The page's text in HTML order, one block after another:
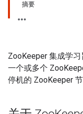
摘要
ZooKeeper 集成学
一个或多个
停机的 ZooKeeper 节